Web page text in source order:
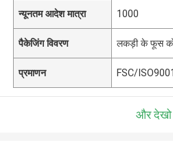
न्यूनतम आदेश मात्रा 1000
पैकेजिंग विवरण लकड़ी के फूस को
प्रमाणन FSC/ISO9001
और देखो